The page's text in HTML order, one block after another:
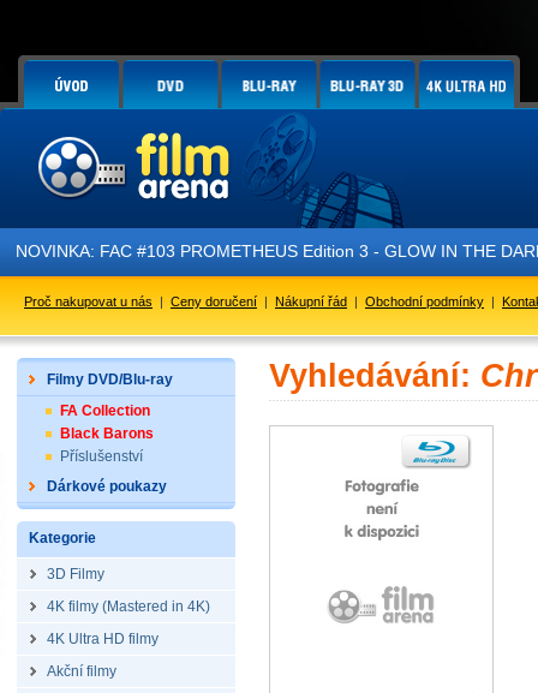
NOVINKA: FAC #103 PROMETHEUS Edition 3 - GLOW IN THE
Proč nakupovat u nás | Ceny doručení | Nákupní řád | Obchodní podmínky |
Filmy DVD/Blu-ray
FA Collection
Black Barons
Příslušenství
Dárkové poukazy
Kategorie
3D Filmy
4K filmy (Mastered in 4K)
4K Ultra HD filmy
Akční filmy
Vyhledávání: